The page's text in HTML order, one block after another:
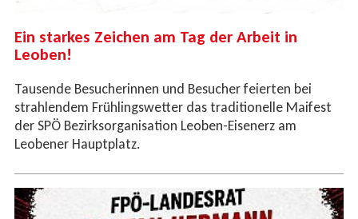
Ein starkes Zeichen am Tag der Arbeit in
Leoben!
Tausende Besucherinnen und Besucher feierten bei
strahlendem Frühlingswetter das traditionelle Maifest
der SPÖ Bezirksorganisation Leoben-Eisenerz am
Leobener Hauptplatz.